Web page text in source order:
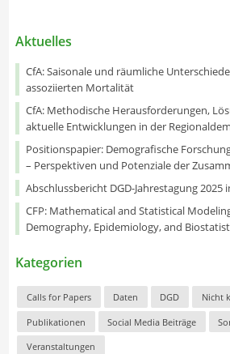
Aktuelles
CfA: Saisonale und räumliche
assoziierten Mortalität
CfA: Methodische Herausforderungen,
aktuelle Entwicklungen in der
Positionspapier: Demografische
– Perspektiven und Potenziale der
Abschlussbericht DGD-Jahrestagung 2025
CFP: Mathematical and Statistical
Demography, Epidemiology, and
Kategorien
Calls for Papers Daten DGD Nicht
Publikationen Social Media Beiträge
Veranstaltungen